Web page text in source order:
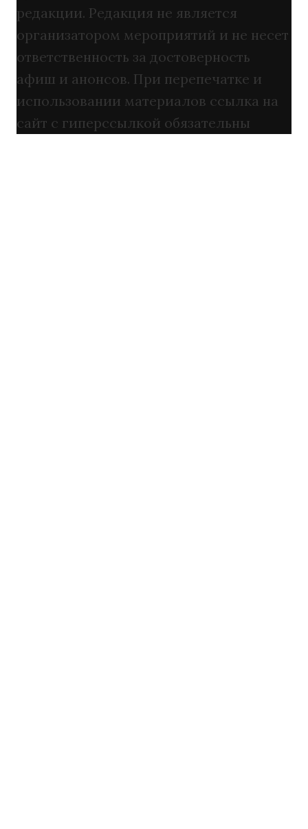
редакции. Редакция не является
организатором мероприятий и не несет
ответственность за достоверность
афиш и анонсов. При перепечатке и
использовании материалов ссылка на
сайт с гиперссылкой обязательны